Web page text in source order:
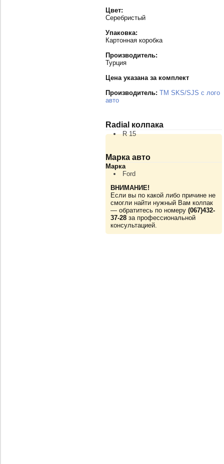
Цвет:
Серебристый
Упаковка:
Картонная коробка
Производитель:
Турция
Цена указана за комплект
Производитель: TM SKS/SJS с лого
авто
Radial колпака
R 15
Марка авто
Марка
Ford
ВНИМАНИЕ!
Если вы по какой либо причине не
смогли найти нужный Вам колпак
— обратитесь по номеру (067)432-
37-28 за профессиональной
консультацией.